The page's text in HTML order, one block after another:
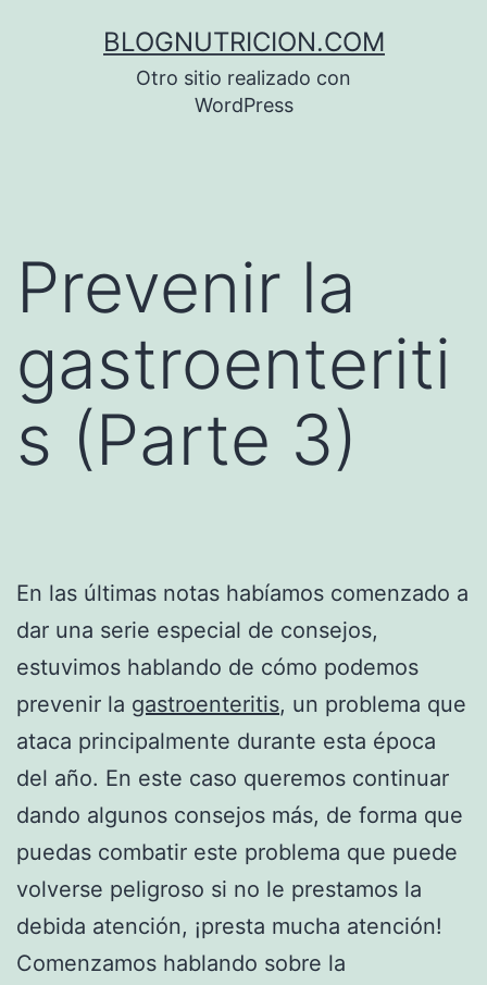
BLOGNUTRICION.COM
Otro sitio realizado con
WordPress
Prevenir la
gastroenteriti
s (Parte 3)
En las últimas notas habíamos comenzado a
dar una serie especial de consejos,
estuvimos hablando de cómo podemos
prevenir la gastroenteritis, un problema que
ataca principalmente durante esta época
del año. En este caso queremos continuar
dando algunos consejos más, de forma que
puedas combatir este problema que puede
volverse peligroso si no le prestamos la
debida atención, ¡presta mucha atención!
Comenzamos hablando sobre la